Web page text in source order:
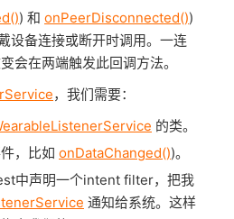
) 和 onPeerDisconnected())
设备连接或断开时调用。一连
会在两端触发此回调方法。
，我们需要：
的类。
，比如 onDataChanged())。
中声明一个intent filter，把我
通知给系统。这样